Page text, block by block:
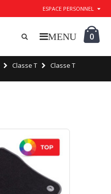
ESPACE PERSONNEL
0
Classe T Classe T